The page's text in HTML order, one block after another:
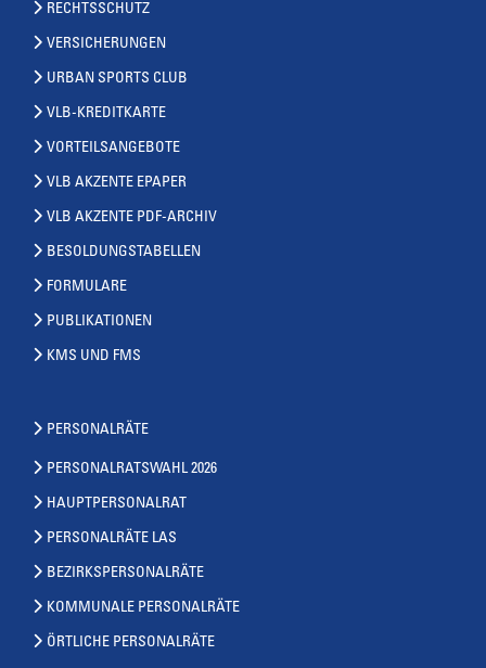
RECHTSSCHUTZ
VERSICHERUNGEN
URBAN SPORTS CLUB
VLB-KREDITKARTE
VORTEILSANGEBOTE
VLB AKZENTE EPAPER
VLB AKZENTE PDF-ARCHIV
BESOLDUNGSTABELLEN
FORMULARE
PUBLIKATIONEN
KMS UND FMS
PERSONALRÄTE
PERSONALRATSWAHL 2026
HAUPTPERSONALRAT
PERSONALRÄTE LAS
BEZIRKSPERSONALRÄTE
KOMMUNALE PERSONALRÄTE
ÖRTLICHE PERSONALRÄTE